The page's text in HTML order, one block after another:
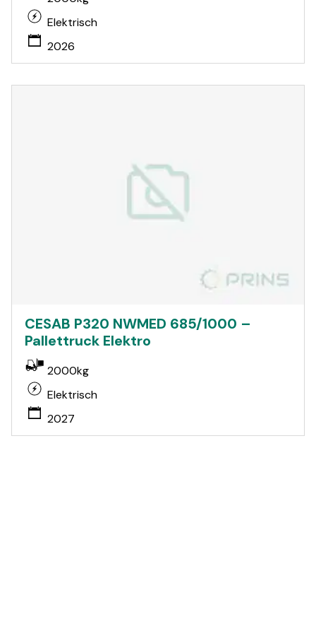
Elektrisch
2026
CESAB P320 NWMED 685/1000 –
Pallettruck Elektro
2000kg
Elektrisch
2027